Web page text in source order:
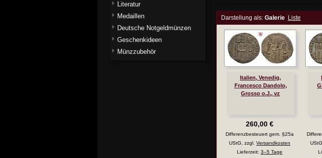
Darstellung als: Galerie Liste
Italien, Venedig,
Francesco Dandolo,
Grosso o.J., vz
260,00 €
Differenzbesteuert gem. §25a
UStG, zzgl. Versandkosten
Lieferzeit: 3–5 Tage
Literatur
Medaillen
Deutsche Notgeldmünzen
Geschenkideen
Münzzubehör